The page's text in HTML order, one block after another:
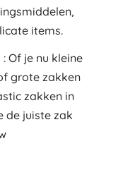
items.
Of je nu kleine
grote zakken
zakken in
de juiste zak